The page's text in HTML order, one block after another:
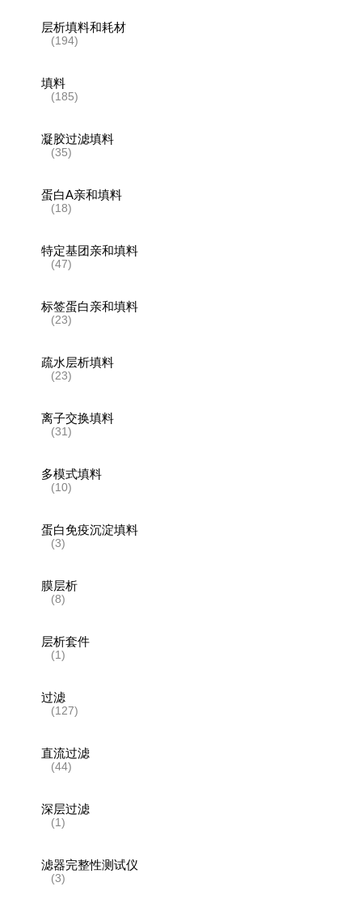
层析填料和耗材
(194)
填料
(185)
凝胶过滤填料
(35)
蛋白A亲和填料
(18)
特定基团亲和填料
(47)
标签蛋白亲和填料
(23)
疏水层析填料
(23)
离子交换填料
(31)
多模式填料
(10)
蛋白免疫沉淀填料
(3)
膜层析
(8)
层析套件
(1)
过滤
(127)
直流过滤
(44)
深层过滤
(1)
滤器完整性测试仪
(3)